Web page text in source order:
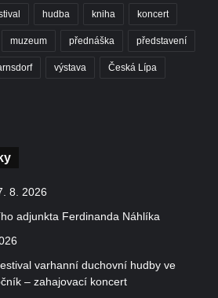
hudba kniha koncert
muzeum přednáška představení
výstava Česká Lípa
8. 2026
adjunkta Ferdinanda Náhlíka
varhanní duchovní hudby ve
– zahajovací koncert